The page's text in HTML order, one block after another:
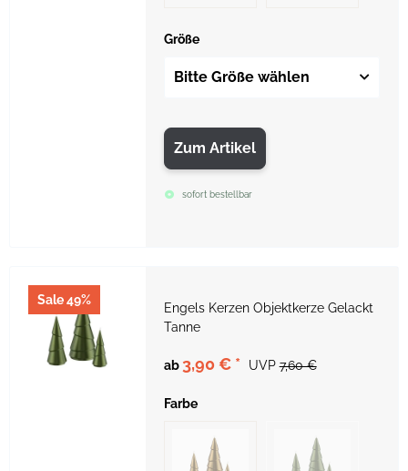
Größe
Bitte Größe wählen
Zum Artikel
sofort bestellbar
Sale 49%
Engels Kerzen Objektkerze Gelackt
Tanne
ab 3,90 € * UVP 7,60 €
Farbe